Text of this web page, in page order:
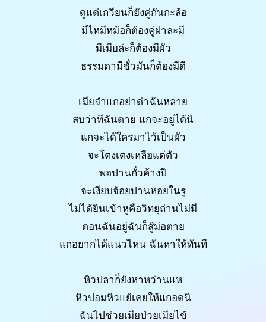
ดูแต่เกวียนก็ยังคู่กันกะล้อ
มีไหมีหม้อก็ต้องคู่ฝาละมี
มีเมียล่ะก็ต้องมีผัว
ธรรมดามีชั่วมันก็ต้องมีดี
เมียจ๋าแกอย่าด่าฉันหลาย
สบว่าทีฉันตาย แกจะอยู่ได้นิ
แกจะได้ใครมาไว้เป็นผัว
จะโตงเตงเหลือแต่ตัว
พอปานถั่วค้างปี
จะเงียบจ้อยปานหอยในรู
ไม่ได้ยินเข้าหูคือวิทยุถ่านไม่มี
ตอนฉันอยู่ฉันก็สู้ม่อตาย
แกอยากได้แนวไหน ฉันหาให้ทันที
หิวปลาก็ยังหาหว่านแห
หิวปอมหิวแย้เคยให้แกอดนิ
ฉันไปช่วยเมียป่วยเมียไข้